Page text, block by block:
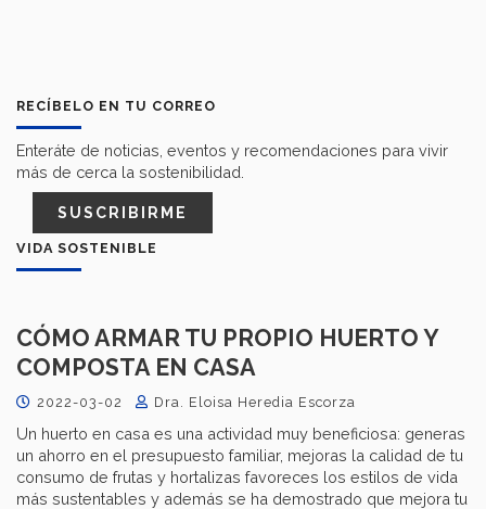
RECÍBELO EN TU CORREO
Enteráte de noticias, eventos y recomendaciones para vivir
más de cerca la sostenibilidad.
SUSCRIBIRME
VIDA SOSTENIBLE
CÓMO ARMAR TU PROPIO HUERTO Y
COMPOSTA EN CASA
2022-03-02 Dra. Eloisa Heredia Escorza
Un huerto en casa es una actividad muy beneficiosa: generas
un ahorro en el presupuesto familiar, mejoras la calidad de tu
consumo de frutas y hortalizas favoreces los estilos de vida
más sustentables y además se ha demostrado que mejora tu